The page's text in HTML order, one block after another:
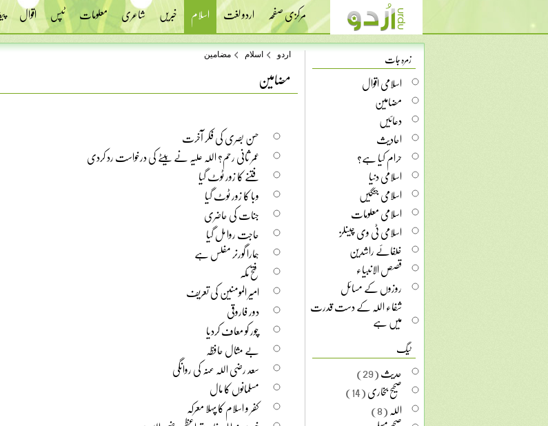
مرکزی صفحہ اردو لغت اسلام خبریں شاعری معلومات ٹپس اقوال
اردو اسلام مضامین
مضامین
حسن بصری کی فکر آخرت
عمر ثانی رحم? اللہ علیہ نے بیٹے کی درخواست رد کردی
فتنے کا زور ٹوٹ گیا
وبا کا زور ٹوٹ گیا
جنات کی حاضری
حاجت روا مل گیا
ہمارا گورنر مفلس ہے
فتح مکہ
امیر المومنین کی تعریف
دور فاروقی
چور کو معاف کردیا
بے مثال حافظہ
سعد رضی اللہ عنہ کی روانگی
مسلمانوں کا مال
کفر و اسلام کا پہلا معرکہ
زمرہ جات
اسلامی اقوال
مضامین
دعائیں
احادیث
حرام کیا ہے؟
اسلامی دنیا
اسلامی جنگیں
اسلامی معلومات
اسلامی ٹی وی چینلز
خلفائے راشدین
قصص الانبیاء
روزوں کے مسائل
شفاء اللہ کے دست قدرت
میں ہے
ٹیگ
حدیث(29)
صحیح بخاری(14)
اللہ(8)